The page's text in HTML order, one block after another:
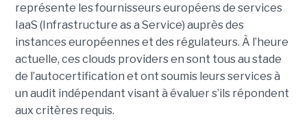
représente les fournisseurs européens de services
IaaS (Infrastructure as a Service) auprès des
instances européennes et des régulateurs. À l’heure
actuelle, ces clouds providers en sont tous au stade
de l’autocertification et ont soumis leurs services à
un audit indépendant visant à évaluer s’ils répondent
aux critères requis.